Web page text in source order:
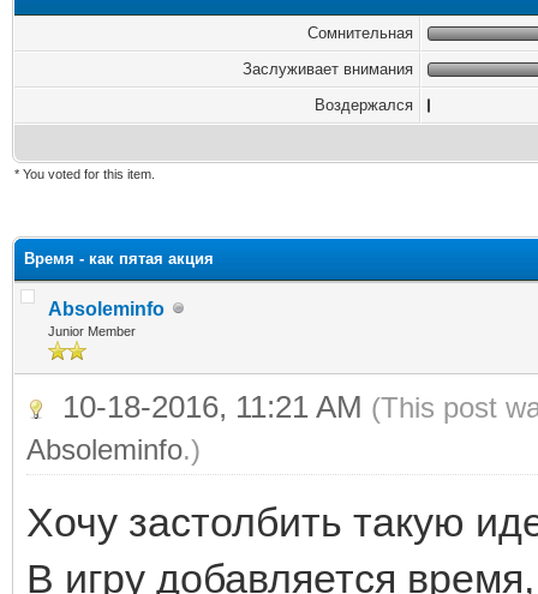
Сомнительная
Заслуживает внимания
Воздержался
* You voted for this item.
Время - как пятая акция
Absoleminfo
Junior Member
10-18-2016, 11:21 AM (This post
Absoleminfo.)
Хочу застолбить такую
В игру добавляется